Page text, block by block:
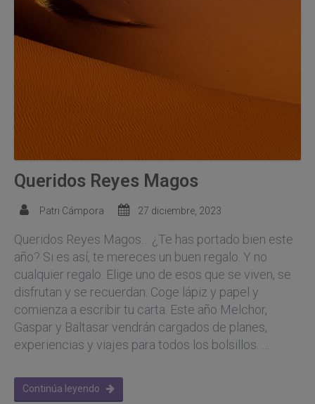
Queridos Reyes Magos
Patri Cámpora 27 diciembre, 2023
Queridos Reyes Magos… ¿Te has portado bien este
año? Si es así, te mereces un buen regalo. Y no
cualquier regalo. Elige uno de esos que se viven, se
disfrutan y se recuerdan. Coge lápiz y papel y
comienza a escribir tu carta. Este año Melchor,
Gaspar y Baltasar vendrán cargados de planes,
experiencias y viajes para todos los bolsillos. …
Continúa leyendo